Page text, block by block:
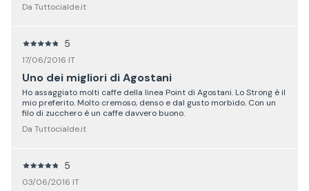
Da Tuttocialde.it
5
17/06/2016 IT
Uno dei migliori di Agostani
Ho assaggiato molti caffe della linea Point di Agostani. Lo Strong è il
mio preferito. Molto cremoso, denso e dal gusto morbido. Con un
filo di zucchero è un caffe davvero buono.
Da Tuttocialde.it
5
03/06/2016 IT